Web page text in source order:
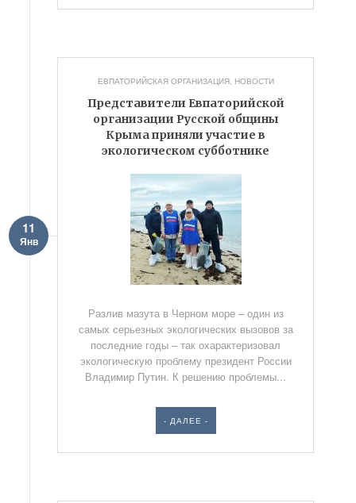
ЕВПАТОРИЙСКАЯ ОРГАНИЗАЦИЯ, НОВОСТИ
Представители Евпаторийской
организации Русской общины
Крыма приняли участие в
экологическом субботнике
11
Янв
Разлив мазута в Черном море – один из
самых серьезных экологических вызовов за
последние годы – так охарактеризовал
экологическую проблему президент России
Владимир Путин. К решению проблемы...
- ДАЛЕЕ -